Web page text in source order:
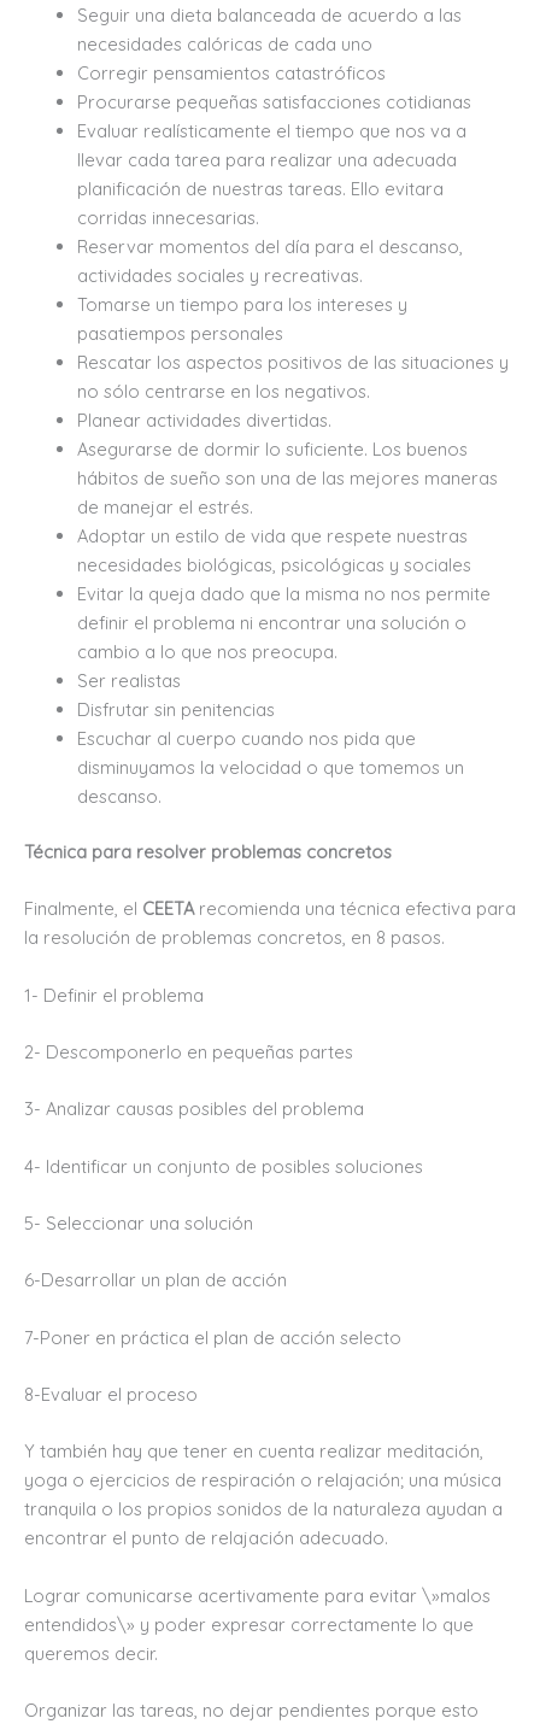
Seguir una dieta balanceada de acuerdo a las
necesidades calóricas de cada uno
Corregir pensamientos catastróficos
Procurarse pequeñas satisfacciones cotidianas
Evaluar realísticamente el tiempo que nos va a
llevar cada tarea para realizar una adecuada
planificación de nuestras tareas. Ello evitara
corridas innecesarias.
Reservar momentos del día para el descanso,
actividades sociales y recreativas.
Tomarse un tiempo para los intereses y
pasatiempos personales
Rescatar los aspectos positivos de las situaciones y
no sólo centrarse en los negativos.
Planear actividades divertidas.
Asegurarse de dormir lo suficiente. Los buenos
hábitos de sueño son una de las mejores maneras
de manejar el estrés.
Adoptar un estilo de vida que respete nuestras
necesidades biológicas, psicológicas y sociales
Evitar la queja dado que la misma no nos permite
definir el problema ni encontrar una solución o
cambio a lo que nos preocupa.
Ser realistas
Disfrutar sin penitencias
Escuchar al cuerpo cuando nos pida que
disminuyamos la velocidad o que tomemos un
descanso.
Técnica para resolver problemas concretos
Finalmente, el CEETArecomienda una técnica efectiva para
la resolución de problemas concretos, en 8 pasos.
1- Definir el problema
2- Descomponerlo en pequeñas partes
3- Analizar causas posibles del problema
4- Identificar un conjunto de posibles soluciones
5- Seleccionar una solución
6-Desarrollar un plan de acción
7-Poner en práctica el plan de acción selecto
8-Evaluar el proceso
Y también hay que tener en cuenta realizar meditación,
yoga o ejercicios de respiración o relajación; una música
tranquila o los propios sonidos de la naturaleza ayudan a
encontrar el punto de relajación adecuado.
Lograr comunicarse acertivamente para evitar \»malos
entendidos\» y poder expresar correctamente lo que
queremos decir.
Organizar las tareas, no dejar pendientes porque esto